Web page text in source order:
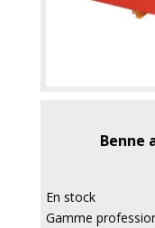
Benne
En stock
Gamme